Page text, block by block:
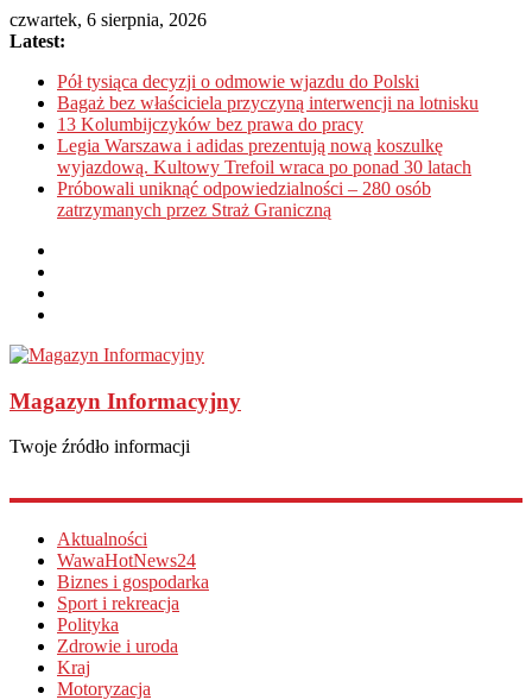
czwartek, 6 sierpnia, 2026
Latest:
Pół tysiąca decyzji o odmowie wjazdu do Polski
Bagaż bez właściciela przyczyną interwencji na lotnisku
13 Kolumbijczyków bez prawa do pracy
Legia Warszawa i adidas prezentują nową koszulkę
wyjazdową. Kultowy Trefoil wraca po ponad 30 latach
Próbowali uniknąć odpowiedzialności – 280 osób
zatrzymanych przez Straż Graniczną
Magazyn Informacyjny
Twoje źródło informacji
Aktualności
WawaHotNews24
Biznes i gospodarka
Sport i rekreacja
Polityka
Zdrowie i uroda
Kraj
Motoryzacja